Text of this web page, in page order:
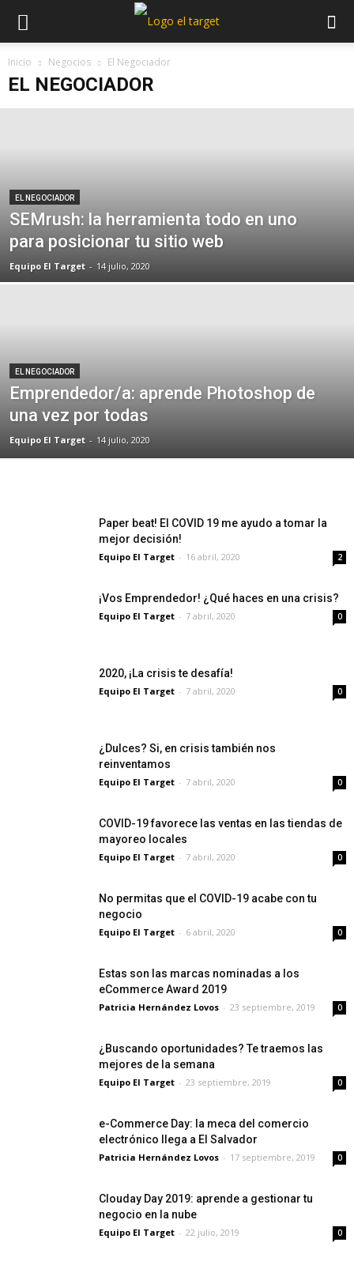
Inicio Negocios El Negociador
EL NEGOCIADOR
EL NEGOCIADOR
SEMrush: la herramienta todo en uno
para posicionar tu sitio web
Equipo El Target - 14 julio, 2020
EL NEGOCIADOR
Emprendedor/a: aprende Photoshop de
una vez por todas
Equipo El Target - 14 julio, 2020
Paper beat! El COVID 19 me ayudo a tomar la
mejor decisión!
Equipo El Target - 16 abril, 2020 2
¡Vos Emprendedor! ¿Qué haces en una crisis?
Equipo El Target - 7 abril, 2020 0
2020, ¡La crisis te desafía!
Equipo El Target - 7 abril, 2020 0
¿Dulces? Si, en crisis también nos
reinventamos
Equipo El Target - 7 abril, 2020 0
COVID-19 favorece las ventas en las tiendas de
mayoreo locales
Equipo El Target - 7 abril, 2020 0
No permitas que el COVID-19 acabe con tu
negocio
Equipo El Target - 6 abril, 2020 0
Estas son las marcas nominadas a los
eCommerce Award 2019
Patricia Hernández Lovos - 23 septiembre, 2019 0
¿Buscando oportunidades? Te traemos las
mejores de la semana
Equipo El Target - 23 septiembre, 2019 0
e-Commerce Day: la meca del comercio
electrónico llega a El Salvador
Patricia Hernández Lovos - 17 septiembre, 2019 0
Clouday Day 2019: aprende a gestionar tu
negocio en la nube
Equipo El Target - 22 julio, 2019 0